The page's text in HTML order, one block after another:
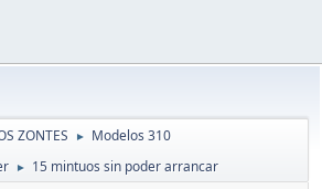
ZONTES ► Modelos 310
► 15 mintuos sin poder arrancar